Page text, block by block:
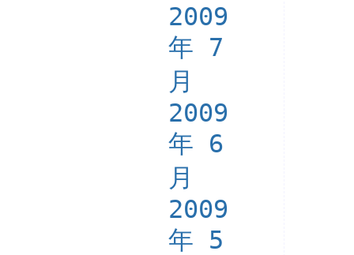
2009
年 7
月
2009
年 6
月
2009
年 5